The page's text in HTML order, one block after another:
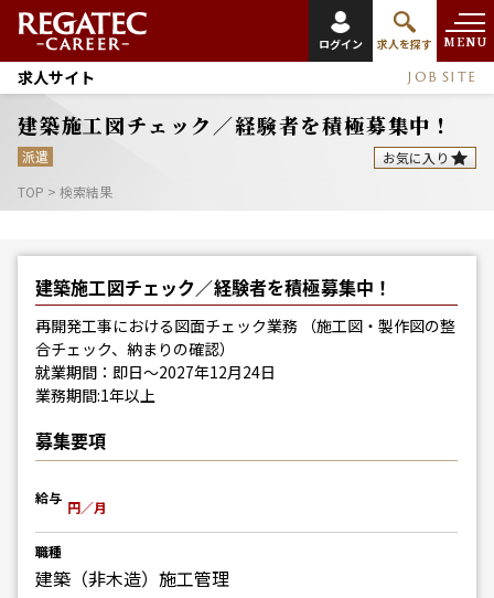
ログイン 求人を探す MENU
求人サイト JOB SITE
建築施工図チェック／経験者を積極募集中！
派遣
お気に入り
TOP > 検索結果
建築施工図チェック／経験者を積極募集中！
再開発工事における図面チェック業務 （施工図・製作図の整
合チェック、納まりの確認）
就業期間：即日～2027年12月24日
業務期間:1年以上
募集要項
給与
円／月
職種
建築（非木造）施工管理